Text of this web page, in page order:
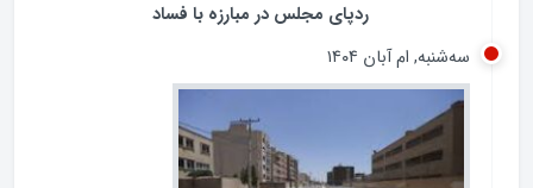
ردپای مجلس در مبارزه با فساد
سه‌شنبه, ام آبان ۱۴۰۴